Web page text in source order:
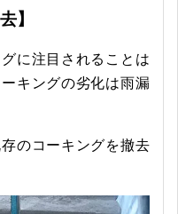
】
に注目されることは
キングの劣化は雨漏
のコーキングを撤去